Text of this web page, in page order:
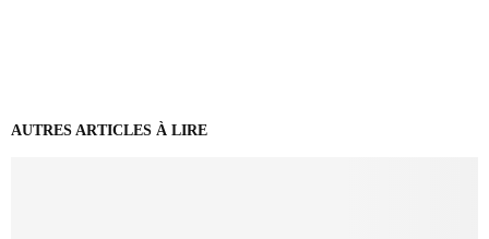
AUTRES ARTICLES À LIRE